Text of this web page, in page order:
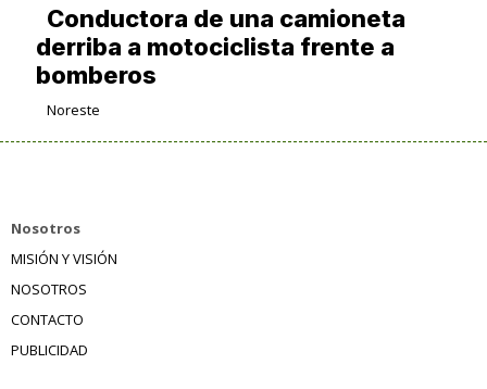
Conductora de una camioneta
derriba a motociclista frente a
bomberos
Noreste
Nosotros
MISIÓN Y VISIÓN
NOSOTROS
CONTACTO
PUBLICIDAD